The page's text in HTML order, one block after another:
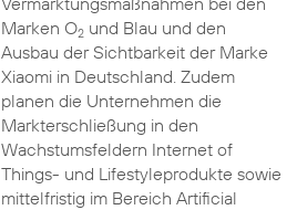
Marken O2und Blau und den
Ausbau der Sichtbarkeit der Marke
Xiaomi in Deutschland. Zudem
planen die Unternehmen die
Markterschließung in den
Wachstumsfeldern Internet of
Things- und Lifestyleprodukte sowie
mittelfristig im Bereich Artificial